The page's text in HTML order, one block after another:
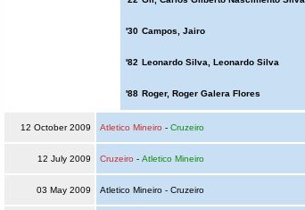
'30 Campos, Jairo
'82 Leonardo Silva, Leonardo Silva
'88 Roger, Roger Galera Flores
12 October 2009 Atletico Mineiro - Cruzeiro
12 July 2009 Cruzeiro - Atletico Mineiro
03 May 2009 Atletico Mineiro - Cruzeiro